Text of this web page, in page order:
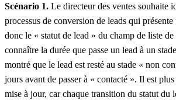
Scénario 1. Le directeur des ventes souhaite
processus de conversion de leads qui
donc le « statut de lead » du champ de liste
connaître la durée que passe un lead à un
montré que le lead est resté au stade « non
jours avant de passer à « contacté ». Il est
mise à jour, car chaque transition du statut du